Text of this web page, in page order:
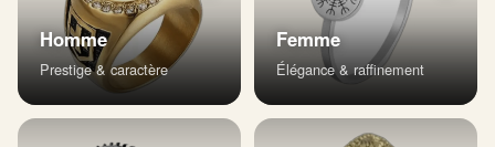
Homme
Prestige & caractère
Femme
Élégance & raffinement